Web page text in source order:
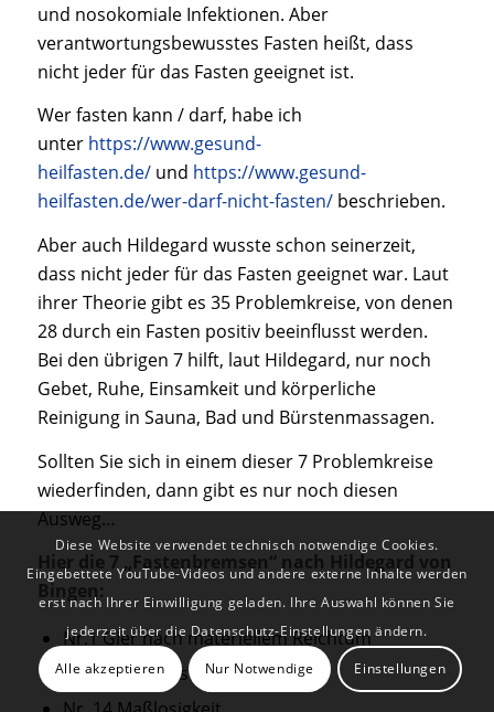
und nosokomiale Infektionen. Aber
verantwortungsbewusstes Fasten heißt, dass
nicht jeder für das Fasten geeignet ist.
Wer fasten kann / darf, habe ich
unter https://www.gesund-
heilfasten.de/und https://www.gesund-
heilfasten.de/wer-darf-nicht-fasten/beschrieben.
Aber auch Hildegard wusste schon seinerzeit,
dass nicht jeder für das Fasten geeignet war. Laut
ihrer Theorie gibt es 35 Problemkreise, von denen
28 durch ein Fasten positiv beeinflusst werden.
Bei den übrigen 7 hilft, laut Hildegard, nur noch
Gebet, Ruhe, Einsamkeit und körperliche
Reinigung in Sauna, Bad und Bürstenmassagen.
Sollten Sie sich in einem dieser 7 Problemkreise
wiederfinden, dann gibt es nur noch diesen
Ausweg…
Hier die 7 „Fastenbremsen“ nach Hildegard von
Bingen:
Nr.1 Gier nach materiellem Reichtum
Nr.13 Unglückseligkeit
Diese Website verwendet technisch notwendige Cookies.
Eingebettete YouTube-Videos und andere externe Inhalte werden
erst nach Ihrer Einwilligung geladen. Ihre Auswahl können Sie
jederzeit über die Datenschutz-Einstellungen ändern.
Alle akzeptieren Nur Notwendige Einstellungen